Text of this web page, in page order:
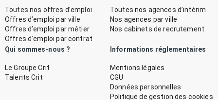
Toutes nos offres d’emploi
Offres d’emploi par ville
Offres d’emploi par métier
Offres d’emploi par contrat
Toutes nos agences d’intérim
Nos agences par ville
Nos cabinets de recrutement
Qui sommes-nous ?
Le Groupe Crit
Talents Crit
Informations réglementaires
Mentions légales
CGU
Données personnelles
Politique de gestion des cookies